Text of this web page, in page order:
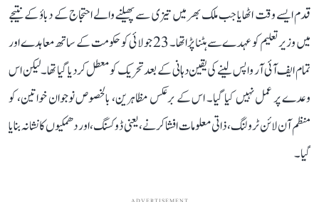
قدم ایسے وقت اٹھایا جب ملک بھر میں تیزی سے پھیلنے والے احتجاج کے دباؤ کے نتیجے
میں وزیر تعلیم کو عہدے سے ہٹنا پڑا تھا۔ 23 جولائی کو حکومت کے ساتھ معاہدے اور
تمام ایف آئی آر واپس لینے کی یقین دہانی کے بعد تحریک کو معطل کردیا گیا تھا۔ لیکن اس
وعدے پر عمل نہیں کیا گیا۔ اس کے برعکس مظاہرین، بالخصوص نوجوان خواتین، کو
منظم آن لائن ٹرولنگ، ذاتی معلومات افشا کرنے، یعنی ڈوکسنگ، اور دھمکیوں کا نشانہ بنایا
گیا۔